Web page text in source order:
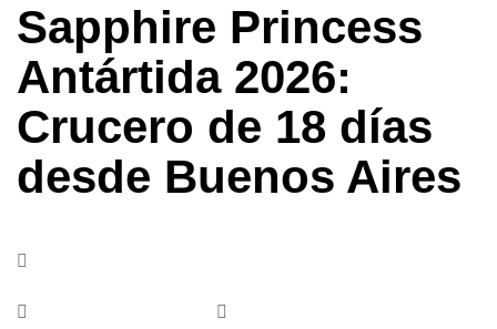
Sapphire Princess
Antártida 2026:
Crucero de 18 días
desde Buenos Aires